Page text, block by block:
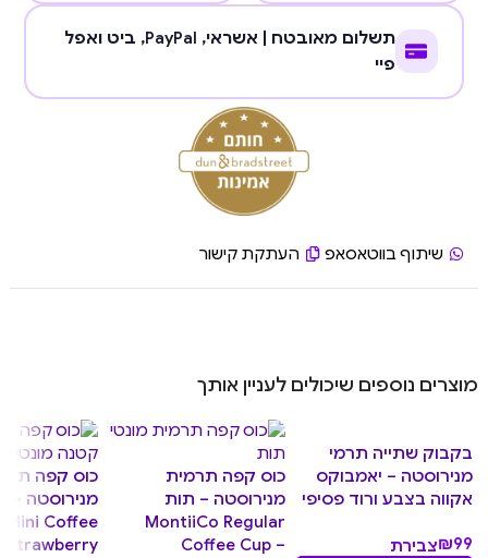
תשלום מאובטח | אשראי, PayPal, ביט ואפל
פיי
שיתוף בווטאסאפ העתקת קישור
מוצרים נוספים שיכולים לעניין אותך
בקבוק שתייה תרמי
מנירוסטה – יאמבוקס
אקווה בצבע ורוד פסיפי
₪99
צבירת
כוס קפה תרמית
מנירוסטה – תות
MontiiCo Regular
Coffee Cup –
כוס קפה
מנירוסטה –
Mini Coffee
Strawberry